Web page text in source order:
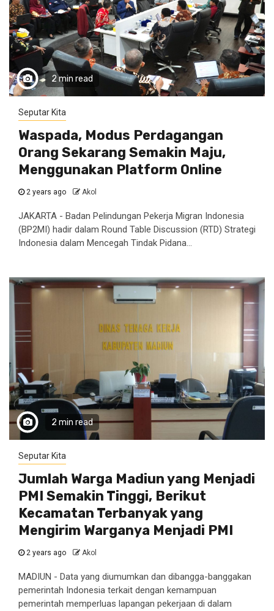
2 min read
Seputar Kita
Waspada, Modus Perdagangan
Orang Sekarang Semakin Maju,
Menggunakan Platform Online
2 years ago Akol
JAKARTA - Badan Pelindungan Pekerja Migran Indonesia
(BP2MI) hadir dalam Round Table Discussion (RTD) Strategi
Indonesia dalam Mencegah Tindak Pidana...
2 min read
Seputar Kita
Jumlah Warga Madiun yang Menjadi
PMI Semakin Tinggi, Berikut
Kecamatan Terbanyak yang
Mengirim Warganya Menjadi PMI
2 years ago Akol
MADIUN - Data yang diumumkan dan dibangga-banggakan
pemerintah Indonesia terkait dengan kemampuan
pemerintah memperluas lapangan pekerjaan di dalam